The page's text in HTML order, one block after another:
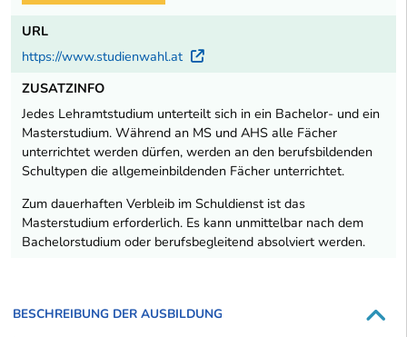
URL
https://www.studienwahl.at
Externer Link
ZUSATZINFO
Jedes Lehramtstudium unterteilt sich in ein Bachelor- und ein
Masterstudium. Während an MS und AHS alle Fächer
unterrichtet werden dürfen, werden an den berufsbildenden
Schultypen die allgemeinbildenden Fächer unterrichtet.
Zum dauerhaften Verbleib im Schuldienst ist das
Masterstudium erforderlich. Es kann unmittelbar nach dem
Bachelorstudium oder berufsbegleitend absolviert werden.
BESCHREIBUNG DER AUSBILDUNG